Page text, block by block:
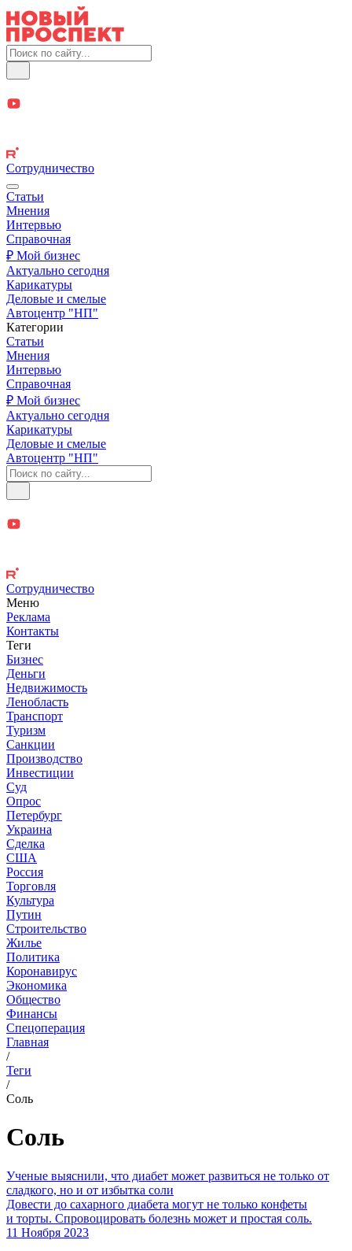
Сотрудничество
Статьи
Мнения
Интервью
Справочная
₽ Мой бизнес
Актуально сегодня
Карикатуры
Деловые и смелые
Автоцентр "НП"
Категории
Статьи
Мнения
Интервью
Справочная
₽ Мой бизнес
Актуально сегодня
Карикатуры
Деловые и смелые
Автоцентр "НП"
Сотрудничество
Меню
Реклама
Контакты
Теги
Бизнес
Деньги
Недвижимость
Ленобласть
Транспорт
Туризм
Санкции
Производство
Инвестиции
Суд
Опрос
Петербург
Украина
Сделка
США
Россия
Торговля
Культура
Путин
Строительство
Жилье
Политика
Коронавирус
Экономика
Общество
Финансы
Спецоперация
Главная
/
Теги
/
Соль
Соль
Ученые выяснили, что диабет может развиться не только от
сладкого, но и от избытка соли
Довести до сахарного диабета могут не только конфеты
и торты. Спровоцировать болезнь может и простая соль.
11 Ноября 2023